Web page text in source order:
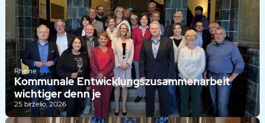
Rheine
Kommunale Entwicklungszusammenarbeit
wichtiger denn je
25 birželio, 2026